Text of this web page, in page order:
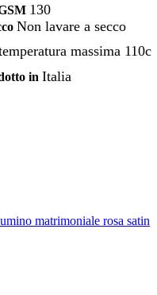
130
Non lavare a secco
massima 110c
in Italia